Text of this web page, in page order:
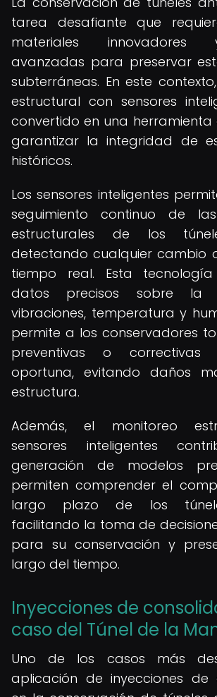
tarea desafiante que
materiales
avanzadas para preservar
subterráneas. En este
estructural con sensores
convertido en una herramienta
garantizar la integridad de
históricos.
Los sensores inteligentes
seguimiento continuo de
estructurales de los
detectando cualquier cambio
tiempo real. Esta
datos precisos sobre la
vibraciones, temperatura y
permite a los conservadores
preventivas o correctivas
oportuna, evitando daños
estructura.
Además, el monitoreo
sensores inteligentes
generación de modelos
permiten comprender el
largo plazo de los
facilitando la toma de
para su conservación y
largo del tiempo.
Inyecciones de
caso del Túnel de la
Uno de los casos más
aplicación de inyecciones de